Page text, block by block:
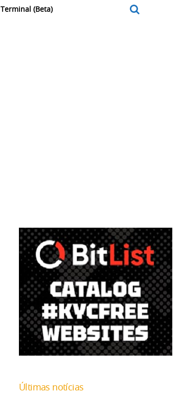
Terminal (Beta)
Últimas notícias